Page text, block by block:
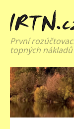
První
topných nákladů